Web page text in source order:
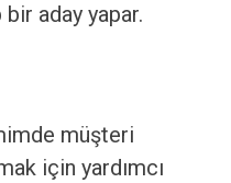
aday yapar.
müşteri
için yardımcı